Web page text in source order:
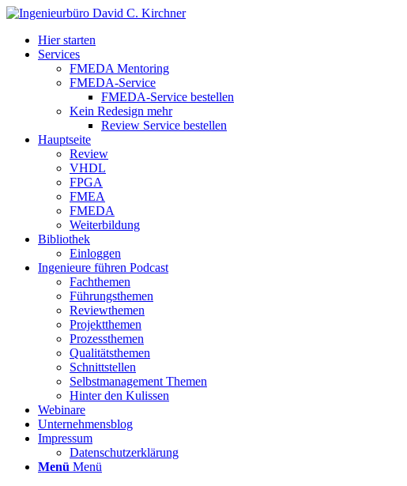
Hier starten
Services
FMEDA Mentoring
FMEDA-Service
FMEDA-Service bestellen
Kein Redesign mehr
Review Service bestellen
Hauptseite
Review
VHDL
FPGA
FMEA
FMEDA
Weiterbildung
Bibliothek
Einloggen
Ingenieure führen Podcast
Fachthemen
Führungsthemen
Reviewthemen
Projektthemen
Prozessthemen
Qualitätsthemen
Schnittstellen
Selbstmanagement Themen
Hinter den Kulissen
Webinare
Unternehmensblog
Impressum
Datenschutzerklärung
Menü Menü